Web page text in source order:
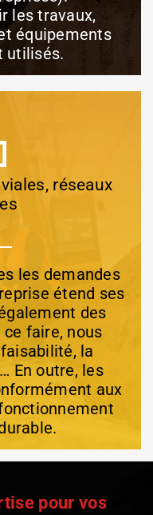
les travaux,
équipements
utilisés.
réseaux
les demandes
étend ses
des
ce faire, nous
la
En outre, les
aux
pour vos